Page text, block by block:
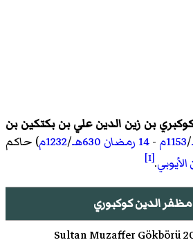
بن زين الدين علي بن بكتكين بن
/1153م -14 رمضان 630هـ /1232م ) حاكم
.
[1]
مظفر الدين كوكبوري